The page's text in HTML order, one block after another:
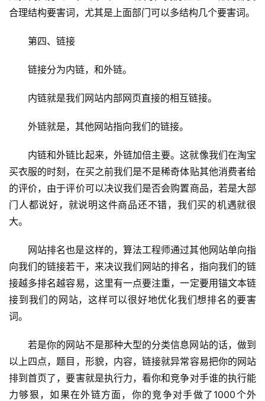
合理结构要害词，尤其是上面部门可以多结构几个要害词。
第四、链接
链接分为内链，和外链。
内链就是我们网站内部网页直接的相互链接。
外链就是，其他网站指向我们的链接。
内链和外链比起来，外链加倍主要。这就像我们在淘宝
买衣服的时刻，在买之前我们是不是稀奇体贴其他消费者给
的评价，由于评价可以决议我们是否会购置商品，若是大部
门人都说好，就说明这件商品还不错，我们买的机遇就很
大。
网站排名也是这样的，算法工程师通过其他网站单向指
向我们的链接若干，来决议我们网站的排名，指向我们的链
接越多排名越容易，这里有一点要注重，一定要用锚文本链
接到我们的网站，这样可以很好地优化我们想排名的要害
词。
若是你的网站不是那种大型的分类信息网站的话，做到
以上四点，题目，形貌，内容，链接就异常容易把你的网站
排到首页了，要害就是执行力，看你和竞争对手谁的执行能
力够狠，如果在外链方面，你的竞争对手做了1000个外